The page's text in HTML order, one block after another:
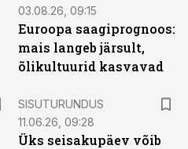
03.08.26, 09:15
Euroopa saagiprognoos:
mais langeb järsult,
õlikultuurid kasvavad
SISUTURUNDUS
11.06.26, 09:28
Üks seisakupäev võib